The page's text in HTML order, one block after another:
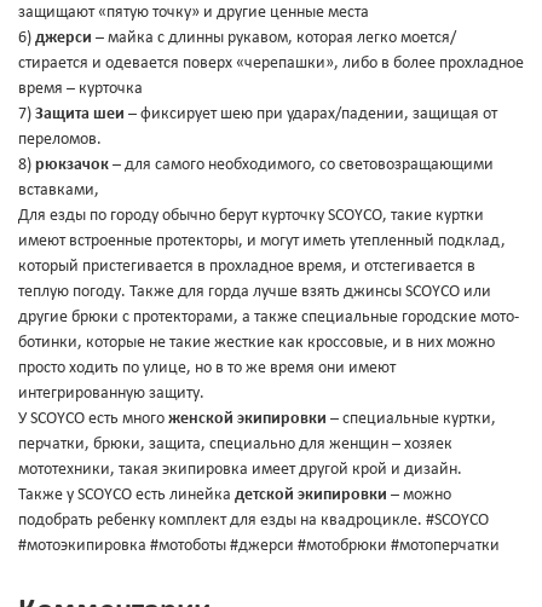
защищают «пятую точку» и другие ценные места
6) джерси – майка с длинны рукавом, которая легко моется/
стирается и одевается поверх «черепашки», либо в более прохладное
время – курточка
7) Защита шеи – фиксирует шею при ударах/падении, защищая от
переломов.
8) рюкзачок – для самого необходимого, со световозращающими
вставками,
Для езды по городу обычно берут курточку SCOYCO, такие куртки
имеют встроенные протекторы, и могут иметь утепленный подклад,
который пристегивается в прохладное время, и отстегивается в
теплую погоду. Также для горда лучше взять джинсы SCOYCO или
другие брюки с протекторами, а также специальные городские мото-
ботинки, которые не такие жесткие как кроссовые, и в них можно
просто ходить по улице, но в то же время они имеют
интегрированную защиту.
У SCOYCO есть много женской экипировки – специальные куртки,
перчатки, брюки, защита, специально для женщин – хозяек
мототехники, такая экипировка имеет другой крой и дизайн.
Также у SCOYCO есть линейка детской экипировки – можно
подобрать ребенку комплект для езды на квадроцикле. #SCOYCO
#мотоэкипировка #мотоботы #джерси #мотобрюки #мотоперчатки